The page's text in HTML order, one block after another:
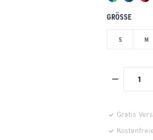
GRÖSSE
S M
Gratis